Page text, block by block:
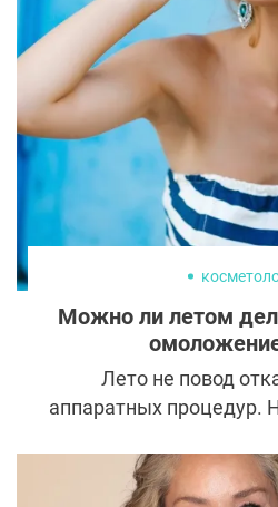
Можно ли летом
Лето не повод
аппаратных процедур.
быстрее
дополнительного